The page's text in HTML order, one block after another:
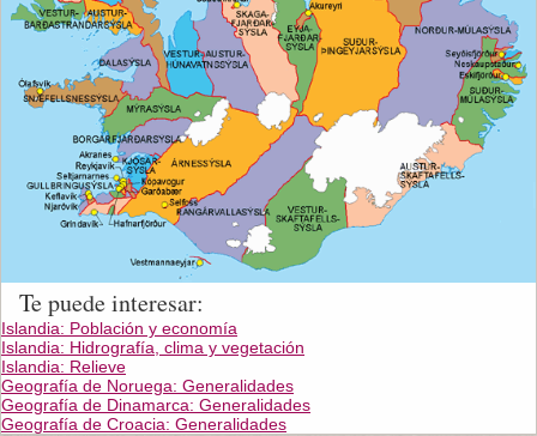
Te puede interesar:
Islandia: Población y economía
Islandia: Hidrografía, clima y vegetación
Islandia: Relieve
Geografía de Noruega: Generalidades
Geografía de Dinamarca: Generalidades
Geografía de Croacia: Generalidades